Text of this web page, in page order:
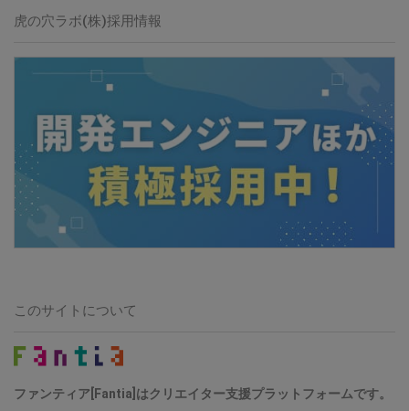
虎の穴ラボ(株)採用情報
このサイトについて
ファンティア[Fantia]はクリエイター支援プラットフォームです。